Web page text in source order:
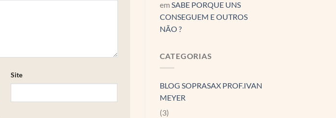
Site
em SABE PORQUE UNS
CONSEGUEM E OUTROS
NÃO ?
CATEGORIAS
BLOG SOPRASAX PROF.IVAN
MEYER
(3)